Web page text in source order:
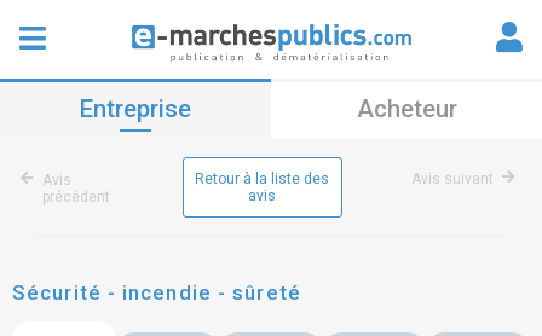
Entreprise Acheteur
Avis
précédent
Retour à la liste des
avis
Avis suivant
Sécurité - incendie - sûreté